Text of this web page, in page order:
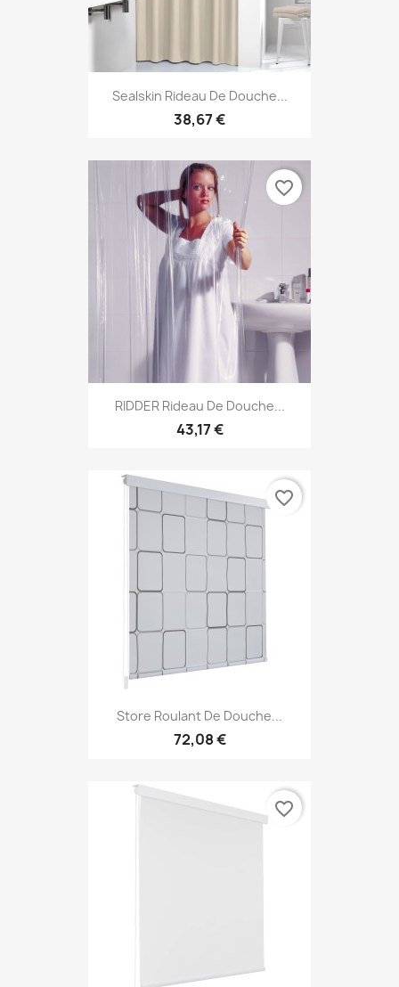
Sealskin Rideau De Douche...
38,67 €
RIDDER Rideau De Douche...
43,17 €
favorite_border
Store Roulant De Douche...
72,08 €
favorite_border
favorite_border